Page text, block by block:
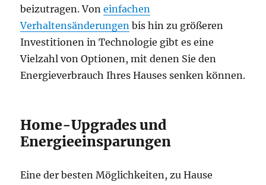
beizutragen. Voneinfachen
Verhaltensänderungen bis hin zu größeren
Investitionen in Technologie gibt es eine
Vielzahl von Optionen, mit denen Sie den
Energieverbrauch Ihres Hauses senken können.
Home-Upgrades und
Energieeinsparungen
Eine der besten Möglichkeiten, zu Hause